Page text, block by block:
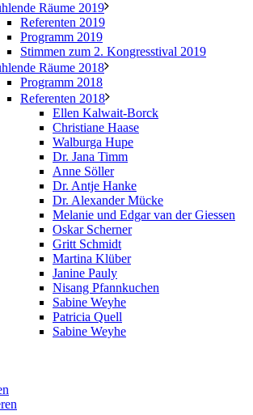
Räume 2019
Referenten 2019
Programm 2019
Stimmen zum 2. Kongresstival 2019
Räume 2018
Programm 2018
Referenten 2018
Ellen Kalwait-Borck
Christiane Haase
Walburga Hupe
Dr. Jana Timm
Anne Söller
Dr. Antje Hanke
Dr. Alexander Mücke
Melanie und Edgar van der Giessen
Oskar Scherner
Gritt Schmidt
Martina Klüber
Janine Pauly
Nisang Pfannkuchen
Sabine Weyhe
Patricia Quell
Sabine Weyhe